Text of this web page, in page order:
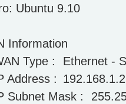
Ubuntu 9.10
Information
Type :
Ethernet -
Address : 192.168.1.2
Subnet Mask :